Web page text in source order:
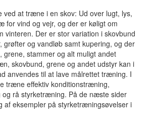
ved at træne i en skov: Ud over lugt, lys,
for vind og vejr, og der er køligt om
vinteren. Der er stor variation i skovbund
og vandløb samt kupering, og der
grene, stammer og alt muligt andet
skovbund, grene og andet udstyr kan i
anvendes til at lave målrettet træning. I
træne effektiv konditionstræning,
rå styrketræning. På de næste sider
af eksempler på styrketræningsøvelser i